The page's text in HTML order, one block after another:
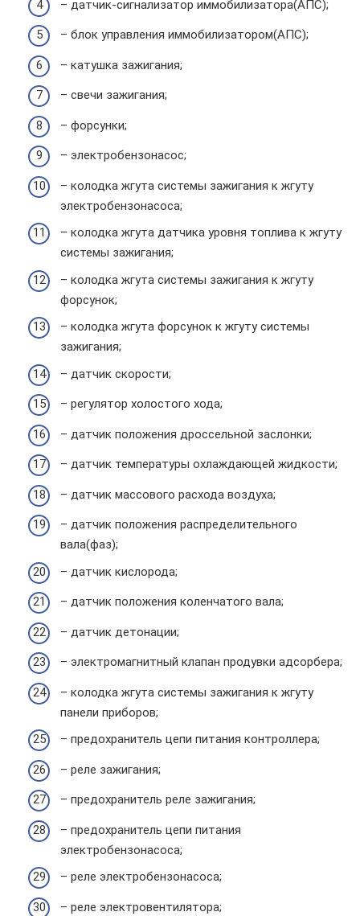
– датчик-сигнализатор иммобилизатора(АПС);
– блок управления иммобилизатором(АПС);
– катушка зажигания;
– свечи зажигания;
– форсунки;
– электробензонасос;
– колодка жгута системы зажигания к жгуту
электробензонасоса;
– колодка жгута датчика уровня топлива к жгуту
системы зажигания;
– колодка жгута системы зажигания к жгуту
форсунок;
– колодка жгута форсунок к жгуту системы
зажигания;
– датчик скорости;
– регулятор холостого хода;
– датчик положения дроссельной заслонки;
– датчик температуры охлаждающей жидкости;
– датчик массового расхода воздуха;
– датчик положения распределительного
вала(фаз);
– датчик кислорода;
– датчик положения коленчатого вала;
– датчик детонации;
– электромагнитный клапан продувки адсорбера;
– колодка жгута системы зажигания к жгуту
панели приборов;
– предохранитель цепи питания контроллера;
– реле зажигания;
– предохранитель реле зажигания;
– предохранитель цепи питания
электробензонасоса;
– реле электробензонасоса;
– реле электровентилятора;